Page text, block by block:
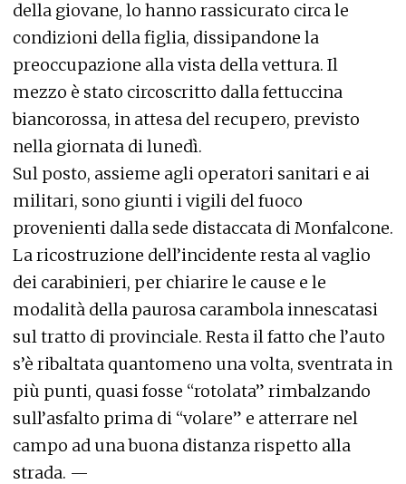
della giovane, lo hanno rassicurato circa le
condizioni della figlia, dissipandone la
preoccupazione alla vista della vettura. Il
mezzo è stato circoscritto dalla fettuccina
biancorossa, in attesa del recupero, previsto
nella giornata di lunedì.
Sul posto, assieme agli operatori sanitari e ai
militari, sono giunti i vigili del fuoco
provenienti dalla sede distaccata di Monfalcone.
La ricostruzione dell’incidente resta al vaglio
dei carabinieri, per chiarire le cause e le
modalità della paurosa carambola innescatasi
sul tratto di provinciale. Resta il fatto che l’auto
s’è ribaltata quantomeno una volta, sventrata in
più punti, quasi fosse “rotolata” rimbalzando
sull’asfalto prima di “volare” e atterrare nel
campo ad una buona distanza rispetto alla
strada. —